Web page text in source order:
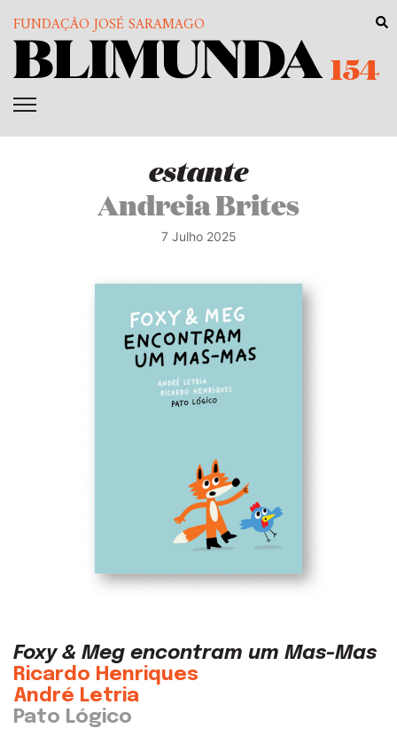
FUNDAÇÃO JOSÉ SARAMAGO
154
estante
Andreia Brites
7 Julho 2025
Foxy & Meg encontram um Mas-Mas
Ricardo Henriques
André Letria
Pato Lógico